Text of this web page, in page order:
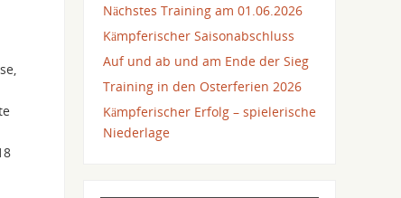
Nächstes Training am 01.06.2026
Kämpferischer Saisonabschluss
Auf und ab und am Ende der Sieg
Training in den Osterferien 2026
Kämpferischer Erfolg – spielerische
Niederlage